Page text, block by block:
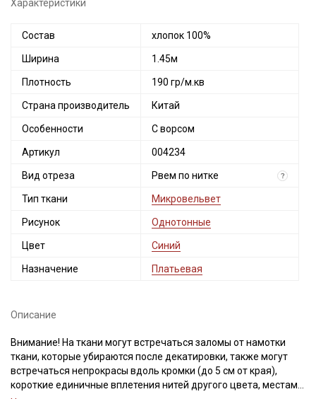
Характеристики
Состав хлопок 100%
Ширина 1.45м
Плотность 190 гр/м.кв
Страна производитель Китай
Особенности С ворсом
Артикул 004234
Вид отреза Рвем по нитке ?
Тип ткани Микровельвет
Рисунок Однотонные
Цвет Синий
Назначение Платьевая
Описание
Внимание! На ткани могут встречаться заломы от намотки
ткани, которые убираются после декатировки, также могут
встречаться непрокрасы вдоль кромки (до 5 см от края),
короткие единичные вплетения нитей другого цвета, местами